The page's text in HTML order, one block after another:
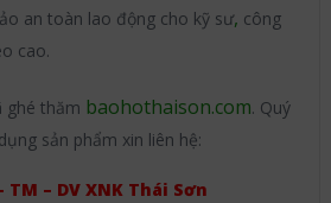
an toàn lao động cho kỹ sư, công
cao.
ghé thăm baohothaison.com. Quý
sản phẩm xin liên hệ:
TM – DV XNK Thái Sơn